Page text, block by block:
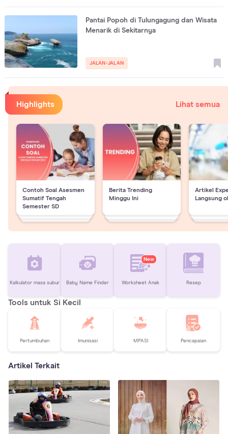
Pantai Popoh di Tulungagung dan Wisata
Menarik di Sekitarnya
JALAN-JALAN
Highlights Lihat semua
Contoh Soal Asesmen
Sumatif Tengah
Semester SD
Berita Trending
Minggu Ini
Artikel
Langsung
Kalkulator masa subur Baby Name Finder
New
Worksheet Anak Resep
Tools untuk Si Kecil
Pertumbuhan Imunisasi MPASI Pencapaian
Artikel Terkait